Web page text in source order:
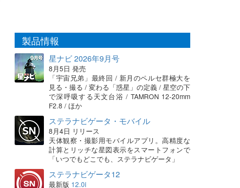
製品情報
星ナビ 2026年9月号
8月5日 発売
「宇宙兄弟」最終回 / 新月のペルセ群極大を
見る・撮る / 変わる「惑星」の定義 / 星空の下
で深呼吸する天文台浴 / TAMRON 12-20mm
F2.8 / ほか
ステラナビゲータ・モバイル
8月4日 リリース
天体観察・撮影用モバイルアプリ。高精度な
計算とリッチな星図表示をスマートフォンで
「いつでもどこでも、ステラナビゲータ」
ステラナビゲータ12
最新版 12.0i